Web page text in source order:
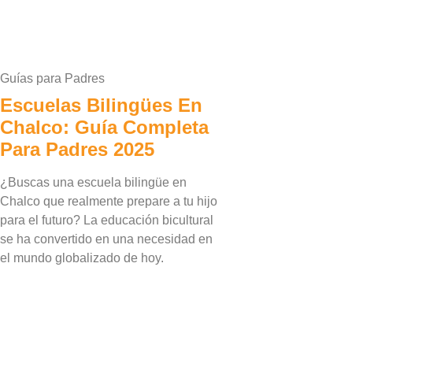
Guías para Padres
Escuelas Bilingües En
Chalco: Guía Completa
Para Padres 2025
¿Buscas una escuela bilingüe en
Chalco que realmente prepare a tu hijo
para el futuro? La educación bicultural
se ha convertido en una necesidad en
el mundo globalizado de hoy.